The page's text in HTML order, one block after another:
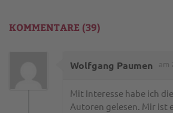
KOMMENTARE (39)
Wolfgang Paumen am
Mit Interesse habe ich
Autoren gelesen. Mir ist